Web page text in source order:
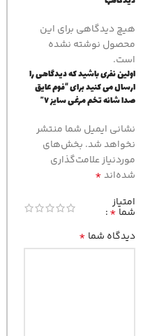
هیچ دیدگاهی برای این
محصول نوشته نشده
است.
اولین نفری باشید که دیدگاهی را
ارسال می کنید برای “فوم عایق
صدا شانه تخم مرغی سایز ۷”
نشانی ایمیل شما منتشر
نخواهد شد. بخش‌های
موردنیاز علامت‌گذاری
شده‌اند*
امتیاز
شما *
دیدگاه شما *